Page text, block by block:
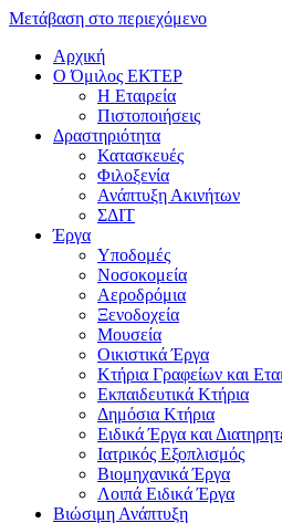
Μετάβαση στο περιεχόμενο
Αρχική
Ο Όμιλος ΕΚΤΕΡ
H Εταιρεία
Πιστοποιήσεις
Δραστηριότητα
Κατασκευές
Φιλοξενία
Ανάπτυξη Ακινήτων
ΣΔΙΤ
Έργα
Υποδομές
Νοσοκομεία
Αεροδρόμια
Ξενοδοχεία
Μουσεία
Οικιστικά Έργα
Κτήρια Γραφείων και
Εκπαιδευτικά Κτήρια
Δημόσια Κτήρια
Ειδικά Έργα και
Ιατρικός Εξοπλισμός
Βιομηχανικά Έργα
Λοιπά Ειδικά Έργα
Βιώσιμη Ανάπτυξη